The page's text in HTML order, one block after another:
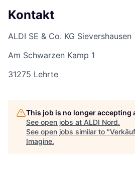
Kontakt
ALDI SE & Co. KG Sievershausen
Am Schwarzen Kamp 1
31275 Lehrte
This job is no longer accepting
See open jobs at ALDI Nord.
See open jobs similar to "
Imagine.